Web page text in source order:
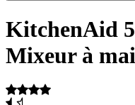
KitchenAid
Mixeur à